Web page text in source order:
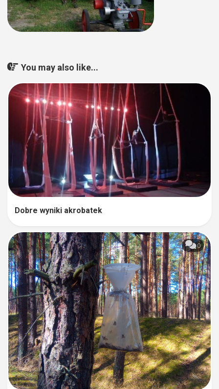
You may also like...
Dobre wyniki akrobatek
0